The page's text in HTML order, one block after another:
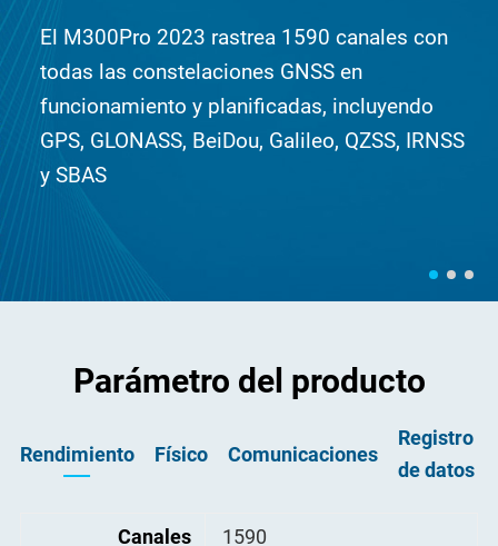
El M300Pro 2023 rastrea 1590 canales con
todas las constelaciones GNSS en
funcionamiento y planificadas, incluyendo
GPS, GLONASS, BeiDou, Galileo, QZSS, IRNSS
y SBAS
Parámetro del producto
Rendimiento Físico Comunicaciones
Registro
de datos
Canales
1590
Tamaño(L × W ×
225 mm × 176 mm × 67 mm
3 Puertos Lemo
Un puerto Lemo de 2 pines p
La función de grabación en bucle Loop